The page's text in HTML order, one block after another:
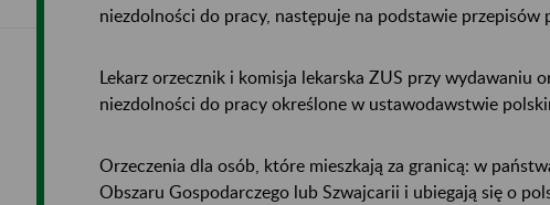
niezdolności do pracy, następuje na podstawie przepisów
Lekarz orzecznik i komisja lekarska ZUS przy wydawaniu
niezdolności do pracy określone w ustawodawstwie
Orzeczenia dla osób, które mieszkają za granicą: w
Obszaru Gospodarczego lub Szwajcarii i ubiegają się o